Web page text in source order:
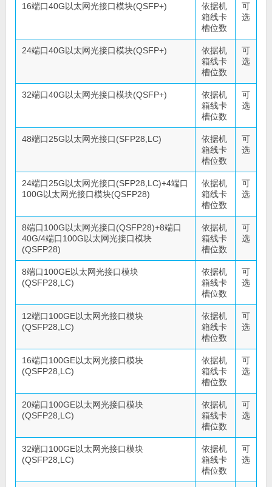
16端口40G以太网光接口模块(QSFP+)
依据机
箱线卡
槽位数
可
选
24端口40G以太网光接口模块(QSFP+)
依据机
箱线卡
槽位数
可
选
32端口40G以太网光接口模块(QSFP+)
依据机
箱线卡
槽位数
可
选
48端口25G以太网光接口(SFP28,LC)
依据机
箱线卡
槽位数
可
选
24端口25G以太网光接口(SFP28,LC)+4端口
100G以太网光接口模块(QSFP28)
依据机
箱线卡
槽位数
可
选
8端口100G以太网光接口(QSFP28)+8端口
40G/4端口100G以太网光接口模块
(QSFP28)
依据机
箱线卡
槽位数
可
选
8端口100GE以太网光接口模块
(QSFP28,LC)
依据机
箱线卡
槽位数
可
选
12端口100GE以太网光接口模块
(QSFP28,LC)
依据机
箱线卡
槽位数
可
选
16端口100GE以太网光接口模块
(QSFP28,LC)
依据机
箱线卡
槽位数
可
选
20端口100GE以太网光接口模块
(QSFP28,LC)
依据机
箱线卡
槽位数
可
选
32端口100GE以太网光接口模块
(QSFP28,LC)
依据机
箱线卡
槽位数
可
选